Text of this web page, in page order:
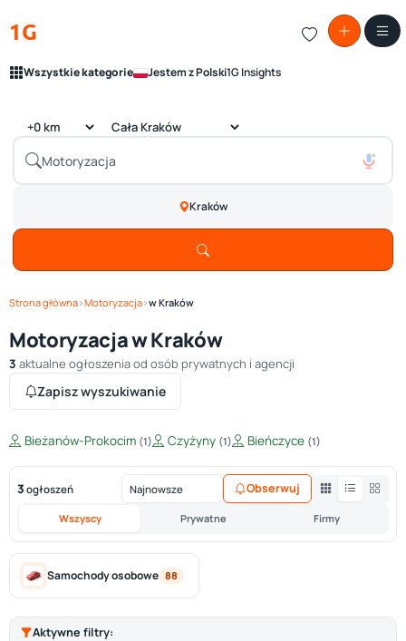
1G
Wszystkie kategorie Jestem z Polski1G Insights
Kraków
Strona główna›Motoryzacja›w Kraków
Motoryzacja w Kraków
3 aktualne ogłoszenia od osób prywatnych i agencji
Zapisz wyszukiwanie
Bieżanów-Prokocim (1) Czyżyny (1) Bieńczyce (1)
3 ogłoszeń
Wszyscy Prywatne Firmy
Obserwuj
Samochody osobowe 88
Aktywne filtry: